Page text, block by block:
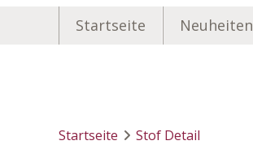
Startseite Neuheiten
Startseite Stof Detail